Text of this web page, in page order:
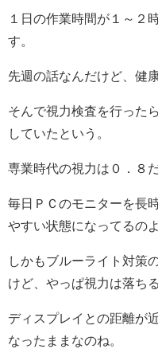
１日の作業時間が１～２
す。
先週の話なんだけど、健
そんで視力検査を行った
していたという。
専業時代の視力は０．８
毎日ＰＣのモニターを長
やすい状態になってるのよ
しかもブルーライト対策
けど、やっぱ視力は落ちる
ディスプレイとの距離が
なったままなのね。